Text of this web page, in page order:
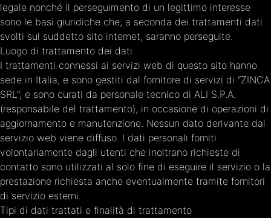
legale nonché il perseguimento di un legittimo interesse
sono le basi giuridiche che, a seconda dei trattamenti dati
svolti sul suddetto sito internet, saranno perseguite.
Luogo di trattamento dei dati
I trattamenti connessi ai servizi web di questo sito hanno
sede in Italia, e sono gestiti dal fornitore di servizi di “ZINCA
SRL”; e sono curati da personale tecnico di ALI S.P.A.
(responsabile del trattamento), in occasione di operazioni di
aggiornamento e manutenzione. Nessun dato derivante dal
servizio web viene diffuso. I dati personali forniti
volontariamente dagli utenti che inoltrano richieste di
contatto sono utilizzati al solo fine di eseguire il servizio o la
prestazione richiesta anche eventualmente tramite fornitori
di servizio esterni.
Tipi di dati trattati e finalità di trattamento